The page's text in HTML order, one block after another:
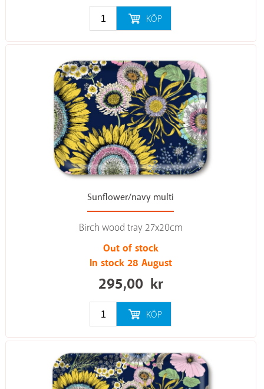
KÖP
Sunflower/navy multi
Birch wood tray 27x20cm
Out of stock
In stock 28 August
295,00 kr
KÖP